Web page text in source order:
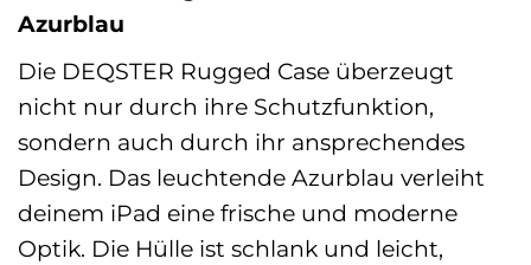
Azurblau
Die DEQSTER Rugged Case überzeugt
nicht nur durch ihre Schutzfunktion,
sondern auch durch ihr ansprechendes
Design. Das leuchtende Azurblau verleiht
deinem iPad eine frische und moderne
Optik. Die Hülle ist schlank und leicht,